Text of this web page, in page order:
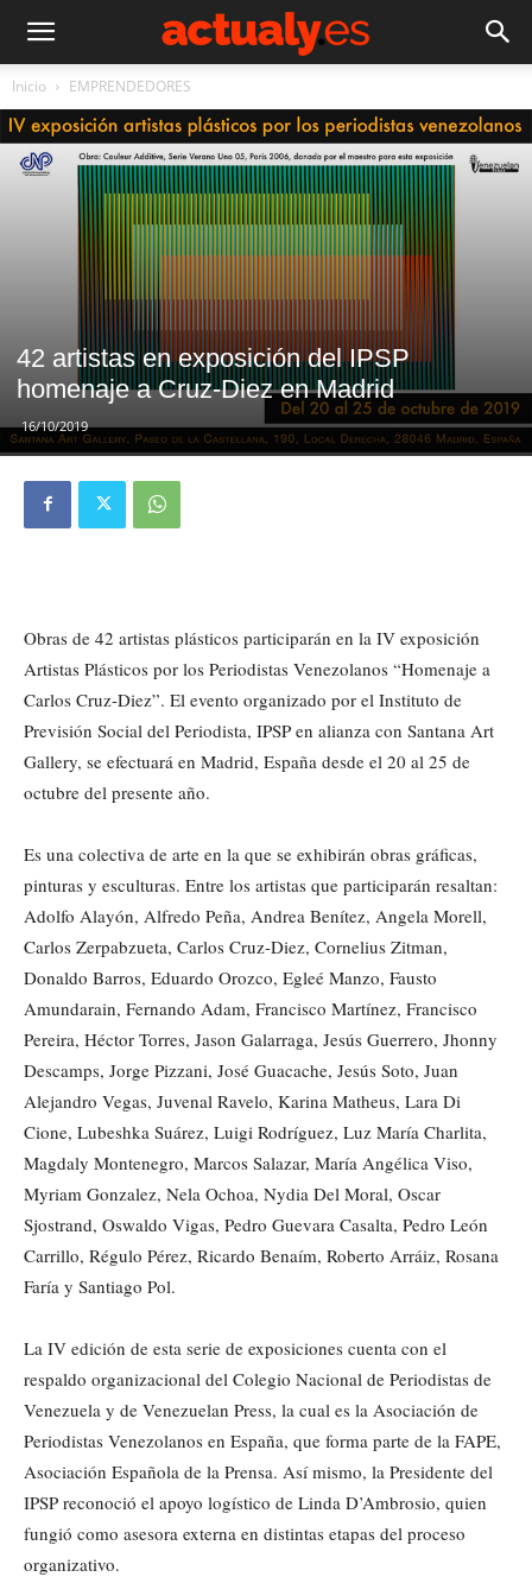
Inicio EMPRENDEDORES
42 artistas en exposición del IPSP
homenaje a Cruz-Diez en Madrid
16/10/2019
Obras de 42 artistas plásticos participarán en la IV exposición
Artistas Plásticos por los Periodistas Venezolanos “Homenaje a
Carlos Cruz-Diez”. El evento organizado por el Instituto de
Previsión Social del Periodista, IPSP en alianza con Santana Art
Gallery, se efectuará en Madrid, España desde el 20 al 25 de
octubre del presente año.
Es una colectiva de arte en la que se exhibirán obras gráficas,
pinturas y esculturas. Entre los artistas que participarán resaltan:
Adolfo Alayón, Alfredo Peña, Andrea Benítez, Angela Morell,
Carlos Zerpabzueta, Carlos Cruz-Diez, Cornelius Zitman,
Donaldo Barros, Eduardo Orozco, Egleé Manzo, Fausto
Amundarain, Fernando Adam, Francisco Martínez, Francisco
Pereira, Héctor Torres, Jason Galarraga, Jesús Guerrero, Jhonny
Descamps, Jorge Pizzani, José Guacache, Jesús Soto, Juan
Alejandro Vegas, Juvenal Ravelo, Karina Matheus, Lara Di
Cione, Lubeshka Suárez, Luigi Rodríguez, Luz María Charlita,
Magdaly Montenegro, Marcos Salazar, María Angélica Viso,
Myriam Gonzalez, Nela Ochoa, Nydia Del Moral, Oscar
Sjostrand, Oswaldo Vigas, Pedro Guevara Casalta, Pedro León
Carrillo, Régulo Pérez, Ricardo Benaím, Roberto Arráiz, Rosana
Faría y Santiago Pol.
La IV edición de esta serie de exposiciones cuenta con el
respaldo organizacional del Colegio Nacional de Periodistas de
Venezuela y de Venezuelan Press, la cual es la Asociación de
Periodistas Venezolanos en España, que forma parte de la FAPE,
Asociación Española de la Prensa. Así mismo, la Presidente del
IPSP reconoció el apoyo logístico de Linda D’Ambrosio, quien
fungió como asesora externa en distintas etapas del proceso
organizativo.